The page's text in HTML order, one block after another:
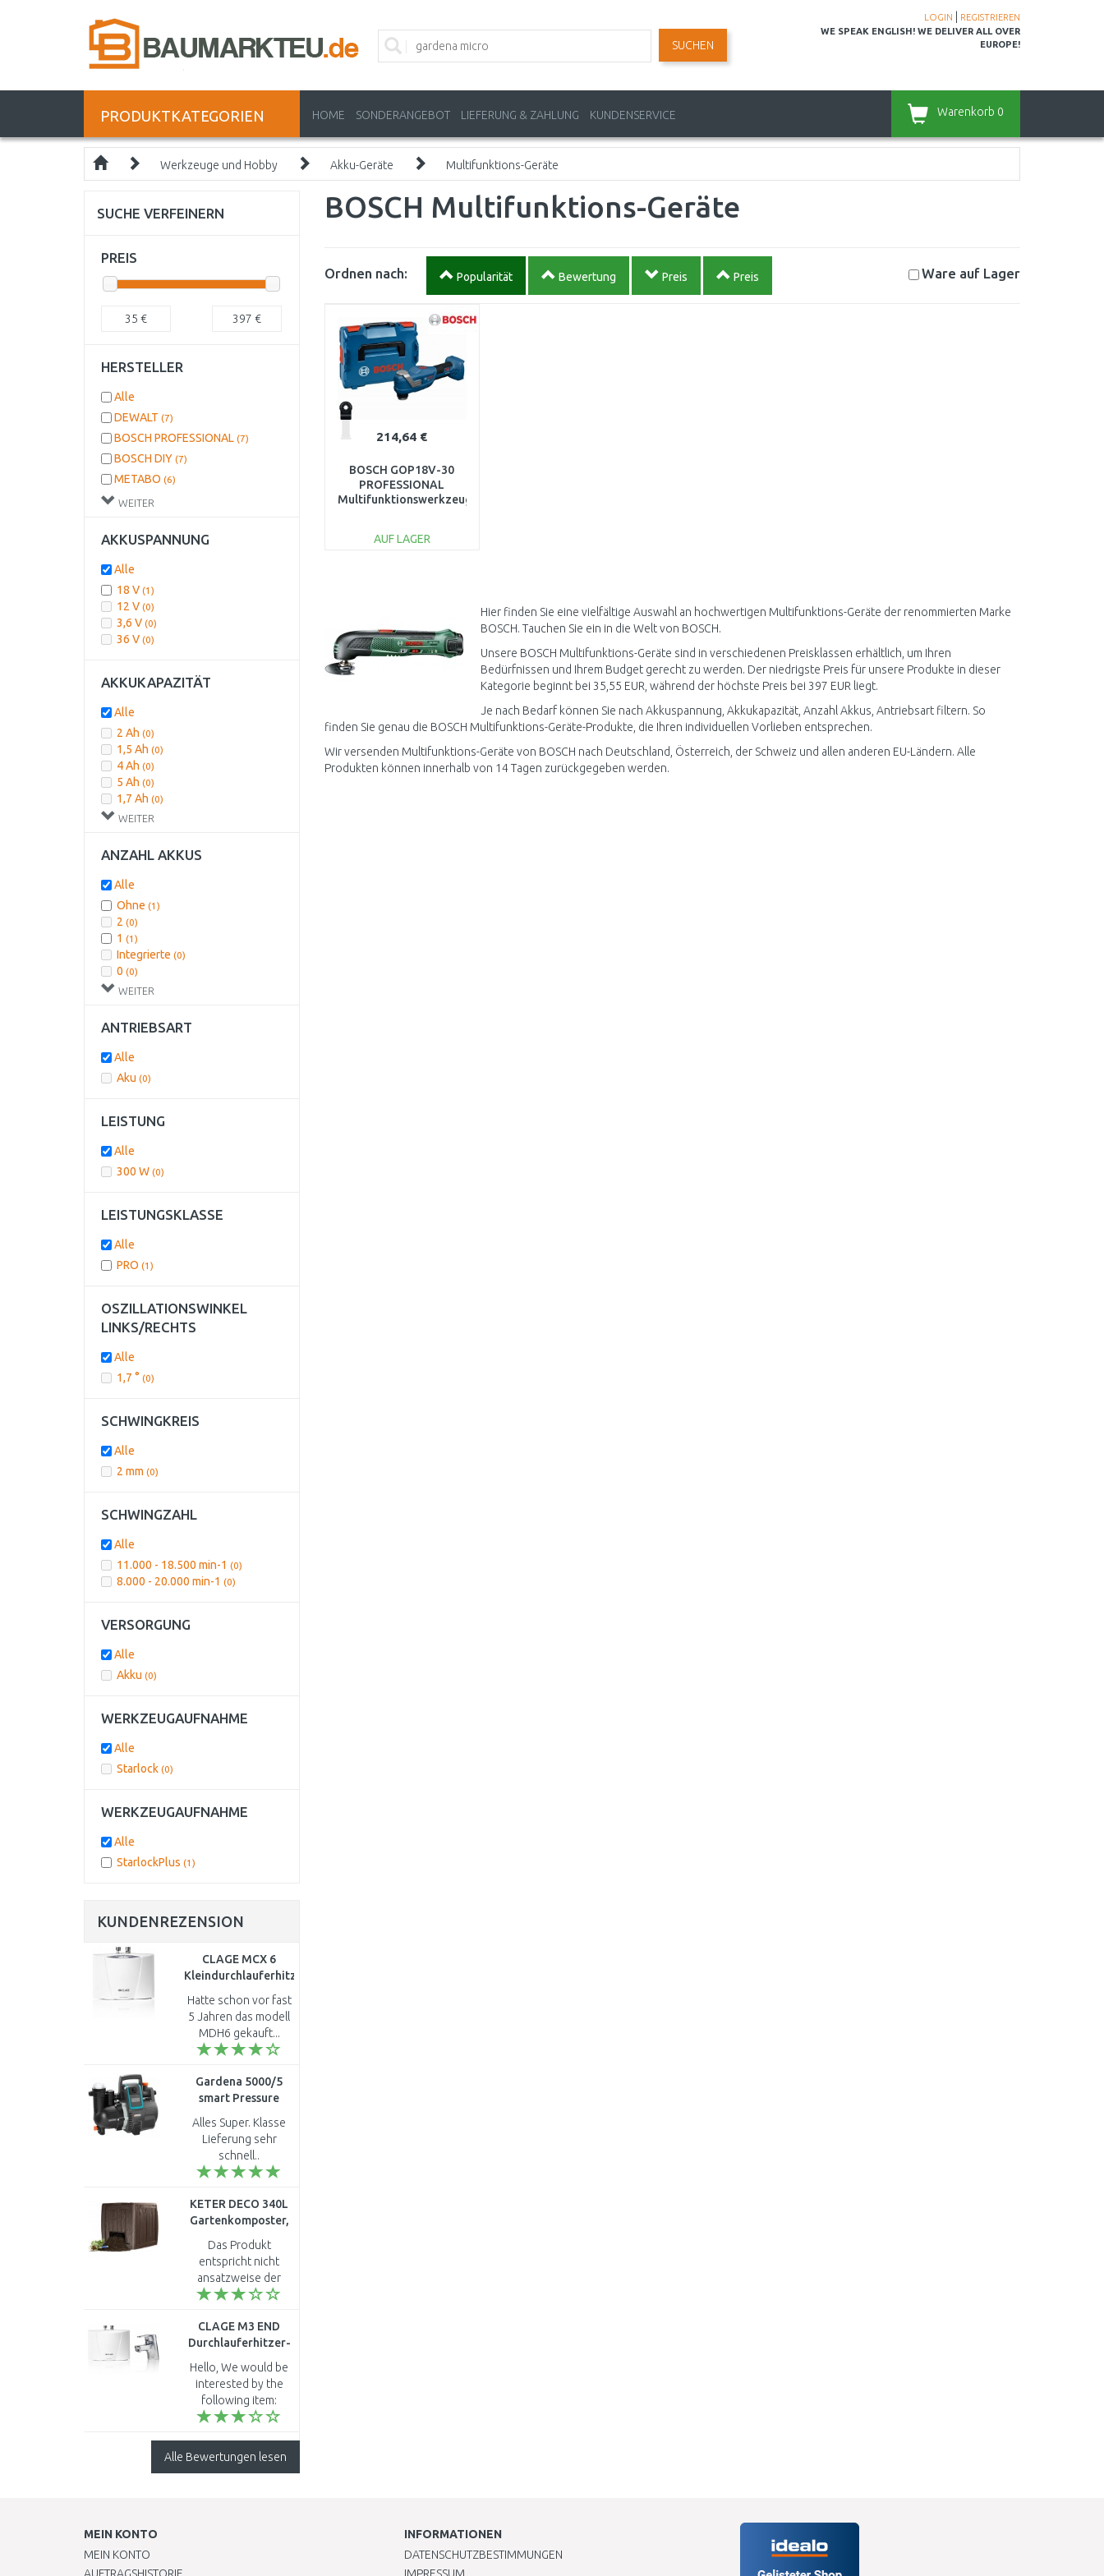
LOGIN
REGISTRIEREN
WE SPEAK ENGLISH! WE DELIVER ALL OVER
EUROPE!
SUCHEN
PRODUKTKATEGORIEN HOME SONDERANGEBOT LIEFERUNG & ZAHLUNG KUNDENSERVICE Warenkorb 0
Werkzeuge und Hobby Akku-Geräte Multifunktions-Geräte
BOSCH Multifunktions-Geräte
Ordnen nach: Popularität Bewertung Preis Preis Ware auf Lager
214,64 €
BOSCH GOP18V-30
PROFESSIONAL
Multifunktionswerkzeug,
AUF LAGER
Hier finden Sie eine vielfältige Auswahl an hochwertigen Multifunktions-Geräte der renommierten Marke
BOSCH. Tauchen Sie ein in die Welt von BOSCH.
Unsere BOSCH Multifunktions-Geräte sind in verschiedenen Preisklassen erhältlich, um Ihren
Bedürfnissen und Ihrem Budget gerecht zu werden. Der niedrigste Preis für unsere Produkte in dieser
Kategorie beginnt bei 35,55 EUR, während der höchste Preis bei 397 EUR liegt.
Je nach Bedarf können Sie nach Akkuspannung, Akkukapazität, Anzahl Akkus, Antriebsart filtern. So
finden Sie genau die BOSCH Multifunktions-Geräte-Produkte, die Ihren individuellen Vorlieben entsprechen.
Wir versenden Multifunktions-Geräte von BOSCH nach Deutschland, Österreich, der Schweiz und allen anderen EU-Ländern. Alle
Produkten können innerhalb von 14 Tagen zurückgegeben werden.
SUCHE VERFEINERN
PREIS
35 € 397 €
HERSTELLER
WEITER
Alle
DEWALT (7)
BOSCH PROFESSIONAL (7)
BOSCH DIY (7)
METABO (6)
Milwaukee
GÜDE (2)
MAKITA
BOSCH
FEIN(1)
KÄRCHER Professional
AKKUSPANNUNG
Alle
18 V (1)
12 V (0)
3,6 V (0)
36 V (0)
AKKUKAPAZITÄT
WEITER
Alle
2 Ah (0)
1,5 Ah (0)
4 Ah (0)
5 Ah (0)
1,7 Ah (0)
2,5 Ah(0)
5,2 Ah (0)
ANZAHL AKKUS
WEITER
Alle
Ohne (1)
2 (0)
1 (1)
Integrierte (0)
0 (0)
ANTRIEBSART
Alle
Aku (0)
LEISTUNG
Alle
300 W (0)
LEISTUNGSKLASSE
Alle
PRO (1)
OSZILLATIONSWINKEL
LINKS/RECHTS
Alle
1,7 ° (0)
SCHWINGKREIS
Alle
2 mm (0)
SCHWINGZAHL
Alle
11.000 - 18.500 min-1 (0)
8.000 - 20.000 min-1 (0)
VERSORGUNG
Alle
Akku (0)
WERKZEUGAUFNAHME
Alle
Starlock (0)
WERKZEUGAUFNAHME
Alle
StarlockPlus (1)
KUNDENREZENSION
CLAGE MCX 6
Kleindurchlauferhitzer
5,7 kW 230 V 1500-
15006
Hatte schon vor fast
5 Jahren das modell
MDH6 gekauft...
Gardena 5000/5
smart Pressure
Hauswasserautomat
19080-20
Alles Super. Klasse
Lieferung sehr
schnell..
KETER DECO 340L
Gartenkomposter,
mit Bodenplatte,
braun 17196661
Das Produkt
entspricht nicht
ansatzweise der
Abbildung! Vielmehr
billigem Plastik mit
Holzoptik-Prägung.
Die Kanten sind
unsa..
CLAGE M3 END
Durchlauferhitzer-
Set 3,5 kW 230 V
1500-17243
Hello, We would be
interested by the
following item:
CLAGE M3/END 3,5
Durchlauferhitzer mit
Armatur.
Alle Bewertungen lesen
MEIN KONTO
MEIN KONTO
INFORMATIONEN
DATENSCHUTZBESTIMMUNGEN